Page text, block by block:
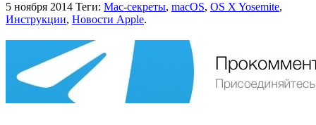
5 ноября 2014 Теги: Mac-секреты, macOS, OS X Yosemite,
Инструкции, Новости Apple.